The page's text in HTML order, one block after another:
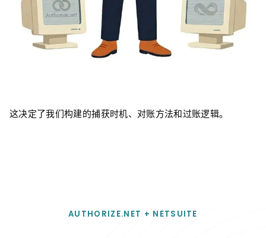
这决定了我们构建的捕获时机、对账方法和过账逻辑。
AUTHORIZE.NET + NETSUITE